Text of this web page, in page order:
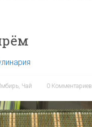
, Чай 0 Комментариев